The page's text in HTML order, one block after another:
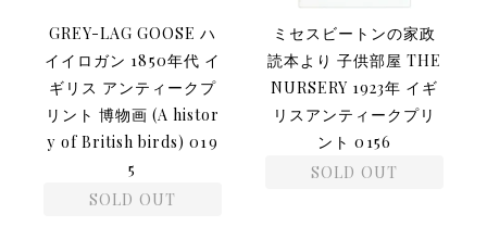
GREY-LAG GOOSE ハ
イイロガン 1850年代 イ
ギリス アンティークプ
リント 博物画 (A histor
y of British birds) 019
5
SOLD OUT
ミセスビートンの家政
読本より 子供部屋 THE
NURSERY 1923年 イギ
リスアンティークプリ
ント 0156
SOLD OUT